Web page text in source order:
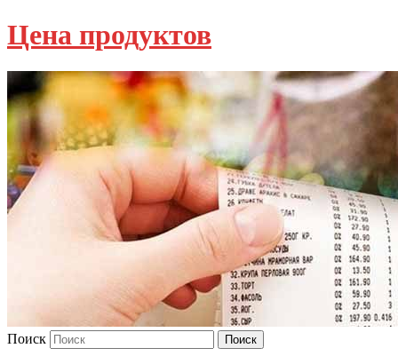
Цена продуктов
Поиск